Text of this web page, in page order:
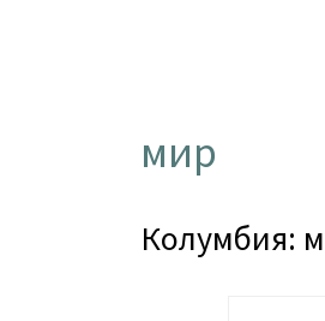
мир
Колумбия: